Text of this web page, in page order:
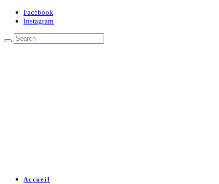
Facebook
Instagram
Accueil